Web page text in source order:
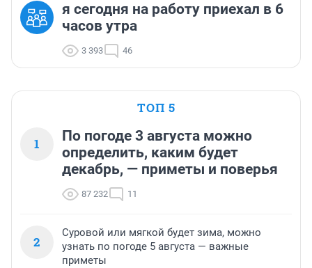
я сегодня на работу приехал в 6
часов утра
3 393 46
ТОП 5
1
По погоде 3 августа можно
определить, каким будет
декабрь, — приметы и поверья
87 232 11
2
Суровой или мягкой будет зима, можно
узнать по погоде 5 августа — важные
приметы